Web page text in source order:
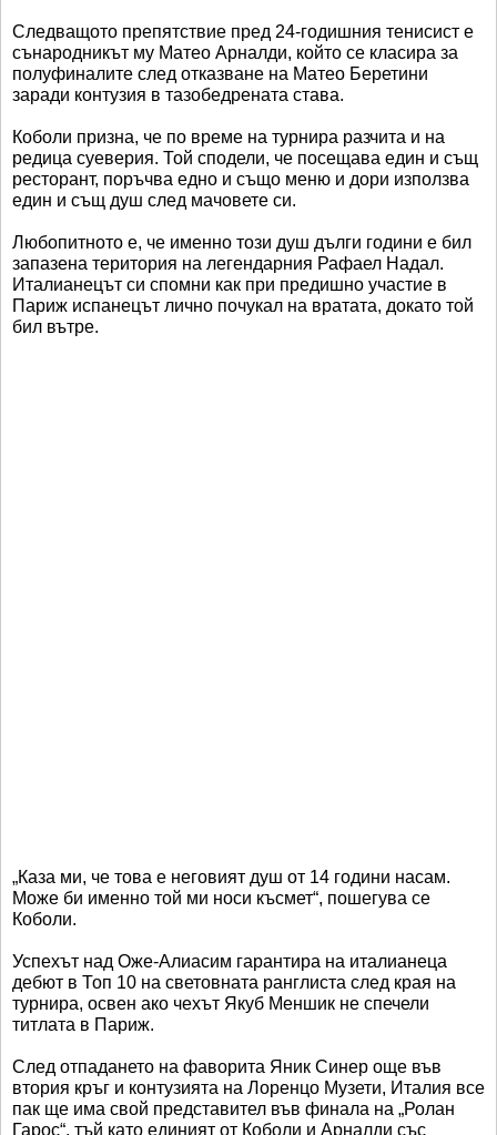
Следващото препятствие пред 24-годишния тенисист е
сънародникът му Матео Арналди, който се класира за
полуфиналите след отказване на Матео Беретини
заради контузия в тазобедрената става.
Коболи призна, че по време на турнира разчита и на
редица суеверия. Той сподели, че посещава един и същ
ресторант, поръчва едно и също меню и дори използва
един и същ душ след мачовете си.
Любопитното е, че именно този душ дълги години е бил
запазена територия на легендарния Рафаел Надал.
Италианецът си спомни как при предишно участие в
Париж испанецът лично почукал на вратата, докато той
бил вътре.
„Каза ми, че това е неговият душ от 14 години насам.
Може би именно той ми носи късмет“, пошегува се
Коболи.
Успехът над Оже-Алиасим гарантира на италианеца
дебют в Топ 10 на световната ранглиста след края на
турнира, освен ако чехът Якуб Меншик не спечели
титлата в Париж.
След отпадането на фаворита Яник Синер още във
втория кръг и контузията на Лоренцо Музети, Италия все
пак ще има свой представител във финала на „Ролан
Гарос“, тъй като единият от Коболи и Арналди със